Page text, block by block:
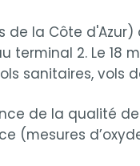
de la Côte
terminal 2. Le
sanitaires,
de la qualité